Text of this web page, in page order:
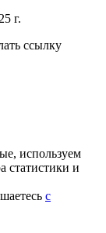
г.
ссылку
используем
статистики и
с